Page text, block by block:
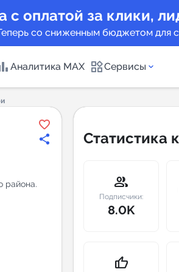
с оплатой за клики,
со сниженным бюджетом для
Аналитика MAX Сервисы
каналов
предложения
района.
Статистика
group
Подписчики:
8.0K
thumb_up